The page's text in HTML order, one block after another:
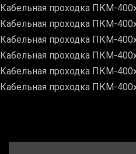
Кабельная проходка ПКМ-
Кабельная проходка ПКМ-
Кабельная проходка ПКМ-
Кабельная проходка ПКМ-
Кабельная проходка ПКМ-
Кабельная проходка ПКМ-